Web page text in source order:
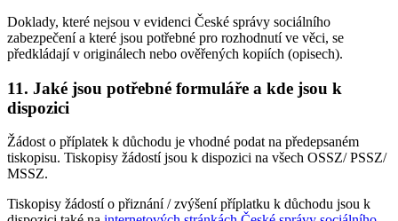
Doklady, které nejsou v evidenci České správy sociálního
zabezpečení a které jsou potřebné pro rozhodnutí ve věci, se
předkládají v originálech nebo ověřených kopiích (opisech).
11. Jaké jsou potřebné formuláře a kde jsou k
dispozici
Žádost o příplatek k důchodu je vhodné podat na předepsaném
tiskopisu. Tiskopisy žádostí jsou k dispozici na všech OSSZ/ PSSZ/
MSSZ.
Tiskopisy žádostí o přiznání / zvýšení příplatku k důchodu jsou k